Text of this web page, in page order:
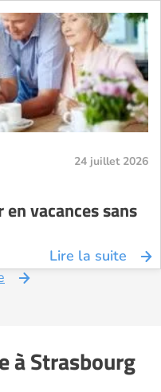
24 juillet 2026
vacances sans
Lire la suite
à Strasbourg